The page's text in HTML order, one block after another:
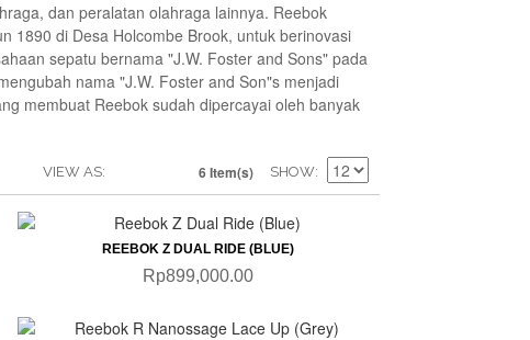
dan peralatan olahraga lainnya. Reebok
1890 di Desa Holcombe Brook, untuk berinovasi
sepatu bernama "J.W. Foster and Sons" pada
nama "J.W. Foster and Son"s menjadi
membuat Reebok sudah dipercayai oleh banyak
VIEW AS 6 Item(s) SHOW
QUICKVIEW
REEBOK Z DUAL RIDE (BLUE)
Rp899,000.00
QUICKVIEW